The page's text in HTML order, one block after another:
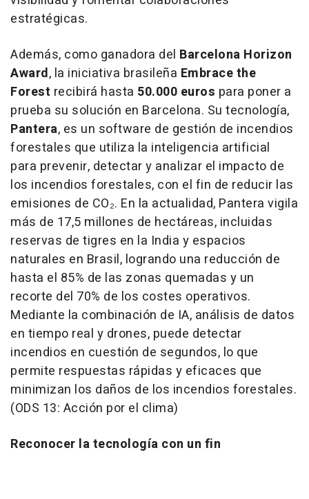
estratégicas.
Además, como ganadora del Barcelona Horizon
Award, la iniciativa brasileña Embrace the
Forest recibirá hasta 50.000 euros para poner a
prueba su solución en Barcelona. Su tecnología,
Pantera, es un software de gestión de incendios
forestales que utiliza la inteligencia artificial
para prevenir, detectar y analizar el impacto de
los incendios forestales, con el fin de reducir las
emisiones de CO₂. En la actualidad, Pantera vigila
más de 17,5 millones de hectáreas, incluidas
reservas de tigres en la India y espacios
naturales en Brasil, logrando una reducción de
hasta el 85% de las zonas quemadas y un
recorte del 70% de los costes operativos.
Mediante la combinación de IA, análisis de datos
en tiempo real y drones, puede detectar
incendios en cuestión de segundos, lo que
permite respuestas rápidas y eficaces que
minimizan los daños de los incendios forestales.
(ODS 13: Acción por el clima)
Reconocer la tecnología con un fin